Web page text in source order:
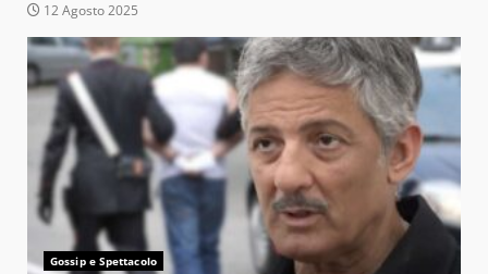
12 Agosto 2025
Gossip e Spettacolo